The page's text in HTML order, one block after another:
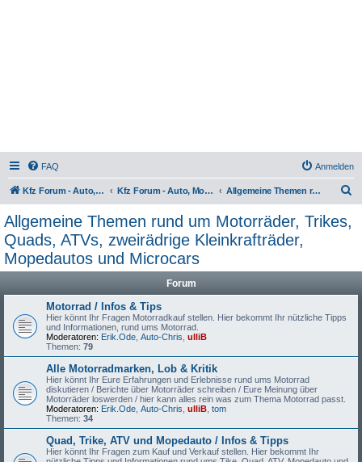
FAQ Anmelden
Kfz Forum - Auto, Motorrad und LKW Kfz Forum - Auto, Motorrad und LKW Allgemeine Themen rund um Motorräder, Trikes, Quads, ATVs, zweirädrige Kleinkrafträder, Mopedautos und Microcars
Allgemeine Themen rund um Motorräder, Trikes,
Quads, ATVs, zweirädrige Kleinkrafträder,
Mopedautos und Microcars
Forum
Motorrad / Infos & Tips
Hier könnt Ihr Fragen Motorradkauf stellen. Hier bekommt Ihr nützliche Tipps
und Informationen, rund ums Motorrad.
Moderatoren: Erik.Ode Auto-Chris ulliB
Themen: 79
Alle Motorradmarken, Lob & Kritik
Hier könnt Ihr Eure Erfahrungen und Erlebnisse rund ums Motorrad
diskutieren / Berichte über Motorräder schreiben / Eure Meinung über
Motorräder loswerden / hier kann alles rein was zum Thema Motorrad passt.
Moderatoren: Erik.Ode Auto-Chris ulliB tom
Themen: 34
Quad, Trike, ATV und Mopedauto / Infos & Tipps
Hier könnt Ihr Fragen zum Kauf und Verkauf stellen. Hier bekommt Ihr